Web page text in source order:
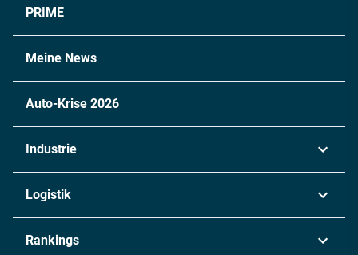
PRIME
Meine News
Auto-Krise 2026
Industrie
Chemie
Logistik
Rankings